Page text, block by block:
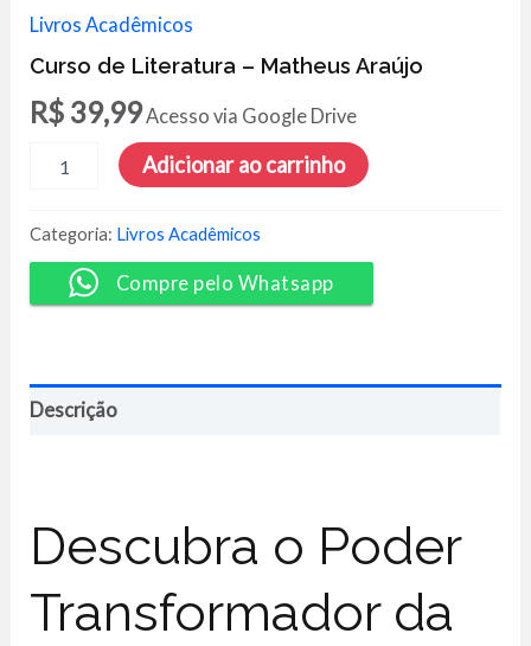
Livros Acadêmicos
Curso de Literatura – Matheus Araújo
R$ 39,99Acesso via Google Drive
-
Matheus
Araújo
quantidade
Adicionar ao carrinho
Categoria: Livros Acadêmicos
Compre pelo Whatsapp
Descrição
Descubra o Poder
Transformador da